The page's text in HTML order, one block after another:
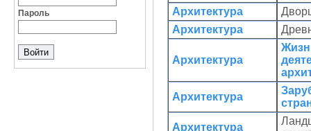
Пароль
Архитектура
Архитектура
Архитектура
Архитектура
Архитектура